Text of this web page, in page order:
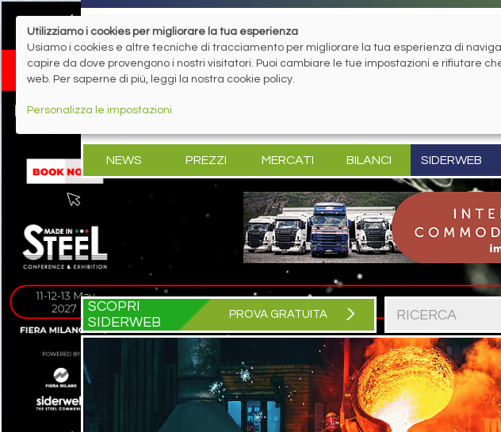
NEWS PREZZI MERCATI BILANCI SIDERWEB
SCOPRI
SIDERWEB
PROVA GRATUITA
Utilizziamo i cookies per migliorare la tua esperienza
Usiamo i cookies e altre tecniche di tracciamento per migliorare la tua esperienza di
capire da dove provengono i nostri visitatori. Puoi cambiare le tue impostazioni e rifiutare
web. Per saperne di più, leggi la nostra cookie policy.
Personalizza le impostazioni